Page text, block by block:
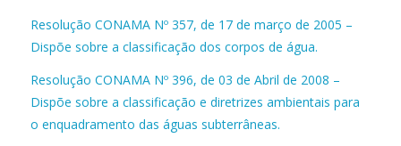
Resolução CONAMA Nº 357, de 17 de março de 2005 –
Dispõe sobre a classificação dos corpos de água.
Resolução CONAMA Nº 396, de 03 de Abril de 2008 –
Dispõe sobre a classificação e diretrizes ambientais para
o enquadramento das águas subterrâneas.